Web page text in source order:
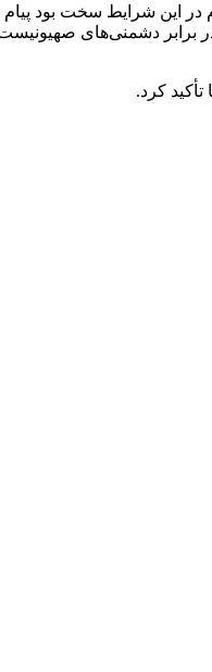
در این شرایط سخت بود
برابر دشمنی‌های
کرد.